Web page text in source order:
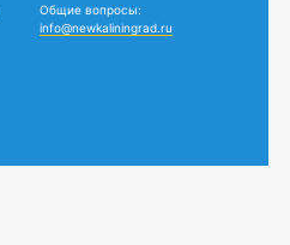
Общие вопросы:
info@newkaliningrad.ru